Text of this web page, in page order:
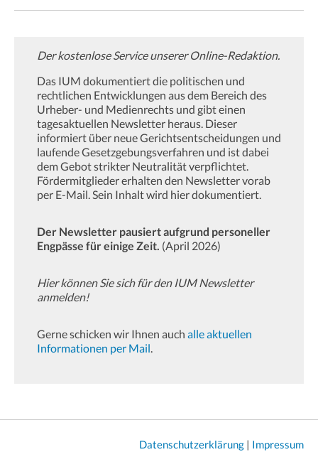
Der kostenlose Service unserer Online-Redaktion.
Das IUM dokumentiert die politischen und
rechtlichen Entwicklungen aus dem Bereich des
Urheber- und Medienrechts und gibt einen
tagesaktuellen Newsletter heraus. Dieser
informiert über neue Gerichtsentscheidungen und
laufende Gesetzgebungsverfahren und ist dabei
dem Gebot strikter Neutralität verpflichtet.
Fördermitglieder erhalten den Newsletter vorab
per E-Mail. Sein Inhalt wird hier dokumentiert.
Der Newsletter pausiert aufgrund personeller
Engpässe für einige Zeit. (April 2026)
Hier können Sie sich für den IUM Newsletter
anmelden!
Gerne schicken wir Ihnen auch alle aktuellen
Informationen per Mail.
Datenschutzerklärung | Impressum